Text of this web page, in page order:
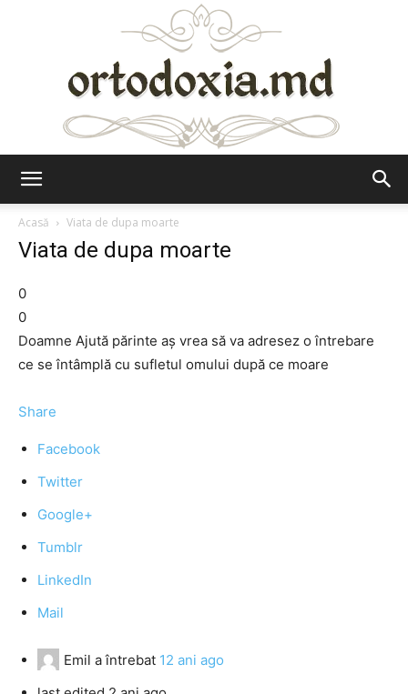
Acasă
Viata de dupa moarte
Viata de dupa moarte
0
0
Doamne Ajută părinte aș vrea să va adresez o întrebare
ce se întâmplă cu sufletul omului după ce moare
Share
Facebook
Twitter
Google+
Tumblr
LinkedIn
Mail
Emil a întrebat 12 ani ago